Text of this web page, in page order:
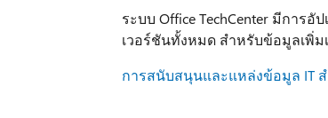
ระบบ Office TechCenter มีการ
เวอร์ชันทั้งหมด สำหรับข้อมูลเพิ่ม
การสนับสนุนและแหล่งข้อมูล IT ส